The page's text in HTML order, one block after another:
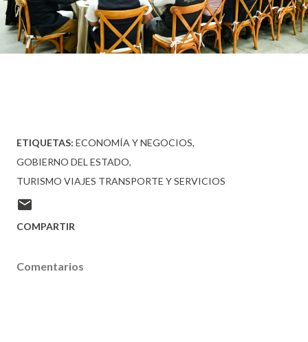
ETIQUETAS: ECONOMÍA Y NEGOCIOS
GOBIERNO DEL ESTADO
TURISMO VIAJES TRANSPORTE Y SERVICIOS
COMPARTIR
Comentarios